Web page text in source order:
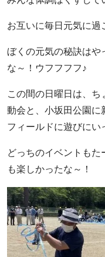
お互いに毎日元気に過
ぼくの元気の秘訣は
な～！ウフフフフ♪
この間の日曜日は、
動会と、小坂田公園
フィールドに遊びにい
どっちのイベントも
も楽しかったな～！